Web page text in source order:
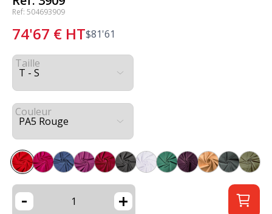
Ref: 504693909
74'67 € HT$81'61
Taille
Couleur
- +